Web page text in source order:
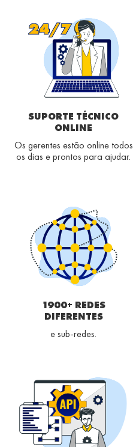
SUPORTE TÉCNICO
ONLINE
Os gerentes estão online todos
os dias e prontos para ajudar.
1900+ REDES
DIFERENTES
e sub-redes.